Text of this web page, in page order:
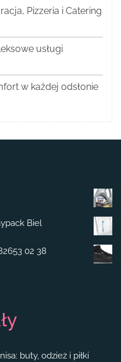
Pizzeria i Catering
usługi
w każdej odsłonie
Biel
02 38
buty, odzież i piłki